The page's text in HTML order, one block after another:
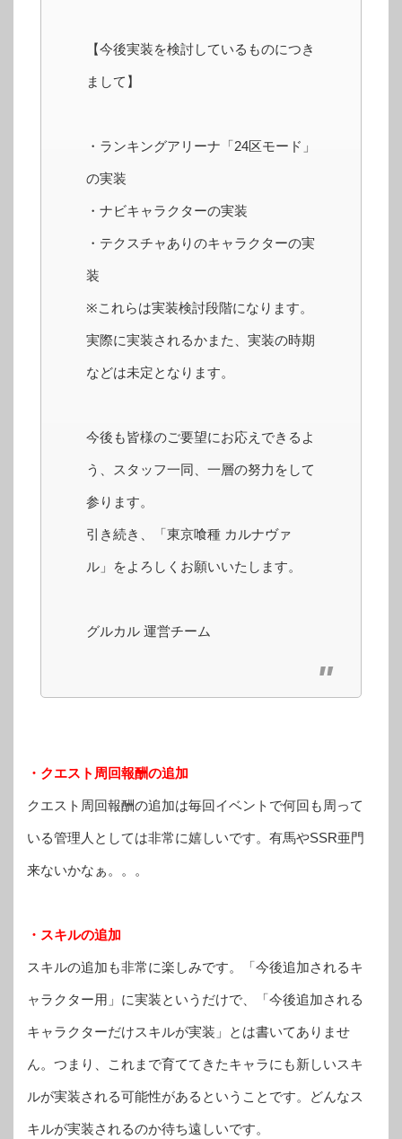
【今後実装を検討しているものにつき
まして】
・ランキングアリーナ「24区モード」
の実装
・ナビキャラクターの実装
・テクスチャありのキャラクターの実
装
※これらは実装検討段階になります。
実際に実装されるかまた、実装の時期
などは未定となります。
今後も皆様のご要望にお応えできるよ
う、スタッフ一同、一層の努力をして
参ります。
引き続き、「東京喰種 カルナヴァ
ル」をよろしくお願いいたします。
グルカル 運営チーム
・クエスト周回報酬の追加
クエスト周回報酬の追加は毎回イベントで何回も周って
いる管理人としては非常に嬉しいです。有馬やSSR亜門
来ないかなぁ。。。
・スキルの追加
スキルの追加も非常に楽しみです。「今後追加されるキ
ャラクター用」に実装というだけで、「今後追加される
キャラクターだけスキルが実装」とは書いてありませ
ん。つまり、これまで育ててきたキャラにも新しいスキ
ルが実装される可能性があるということです。どんなス
キルが実装されるのか待ち遠しいです。